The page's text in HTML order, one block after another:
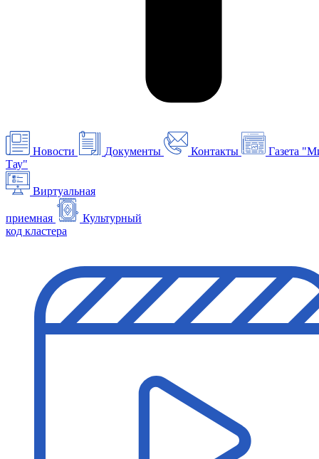
Новости Документы Контакты
Газета
Тау"
Виртуальная
приемная
Культурный
код кластера